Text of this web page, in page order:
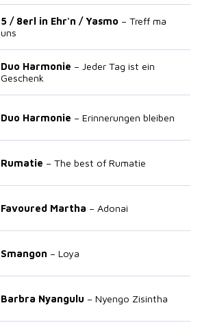
5 / 8erl in Ehr'n / Yasmo
Treff ma
uns
Duo Harmonie
Jeder Tag ist ein
Geschenk
Duo Harmonie Erinnerungen bleiben
Rumatie The best of Rumatie
Favoured Martha Adonai
Smangon Loya
Barbra Nyangulu Nyengo Zisintha